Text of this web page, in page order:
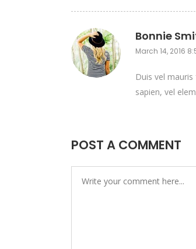
Bonnie
March 14, 2016
Duis vel
sapien, vel
POST A COMMENT